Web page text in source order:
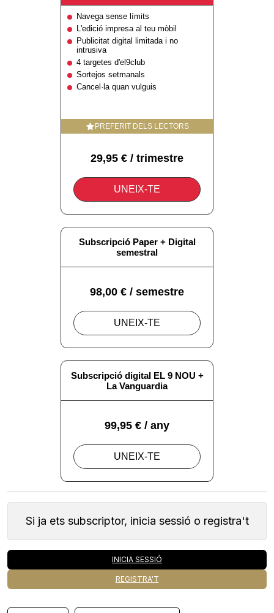
Si ja ets subscriptor, inicia sessió o registra't
INICIA SESSIÓ
REGISTRA'T